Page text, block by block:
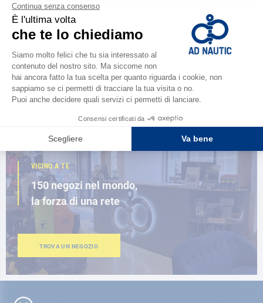
CATALOGARE
Scopri la
nuova guida AD 2026
VICINO A TE
150 negozi nel mondo,
la forza di una rete
TROVA UN NEGOZIO